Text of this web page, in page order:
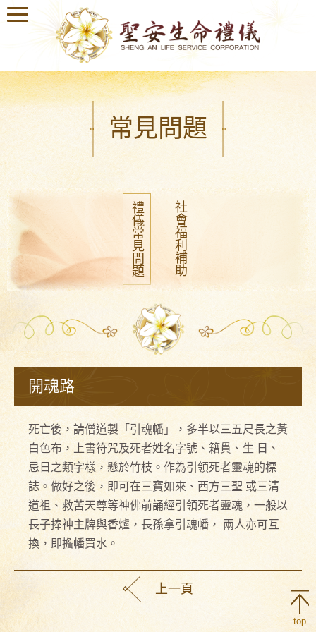
常見問題
禮儀常見問題 社會福利補助
開魂路
死亡後，請僧道製「引魂幡」，多半以三五尺長之黃
白色布，上書符咒及死者姓名字號、籍貫、生 日、
忌日之類字樣，懸於竹枝。作為引領死者靈魂的標
誌。做好之後，即可在三寶如來、西方三聖 或三清
道祖、救苦天尊等神佛前誦經引領死者靈魂，一般以
長子捧神主牌與香爐，長孫拿引魂幡， 兩人亦可互
換，即擔幡買水。
上一頁
top